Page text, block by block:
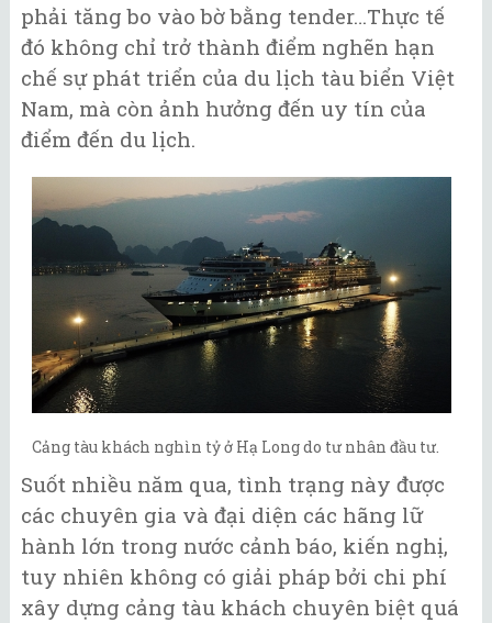
phải tăng bo vào bờ bằng tender…Thực tế
đó không chỉ trở thành điểm nghẽn hạn
chế sự phát triển của du lịch tàu biển Việt
Nam, mà còn ảnh hưởng đến uy tín của
điểm đến du lịch.
Cảng tàu khách nghìn tỷ ở Hạ Long do tư nhân đầu tư.
Suốt nhiều năm qua, tình trạng này được
các chuyên gia và đại diện các hãng lữ
hành lớn trong nước cảnh báo, kiến nghị,
tuy nhiên không có giải pháp bởi chi phí
xây dựng cảng tàu khách chuyên biệt quá